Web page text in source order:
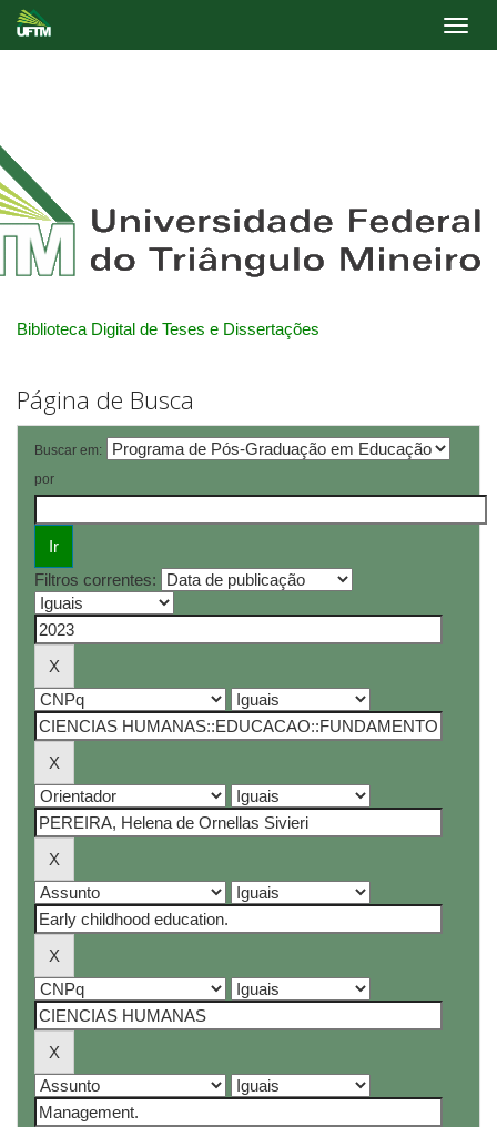
Biblioteca Digital de Teses e Dissertações
Página de Busca
Buscar em:
por
Filtros correntes: